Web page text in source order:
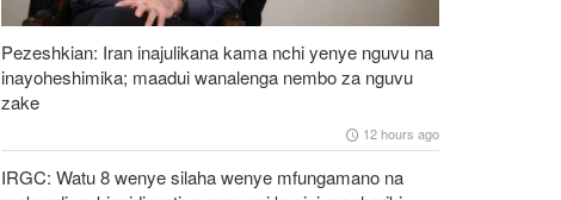
Pezeshkian: Iran inajulikana kama nchi yenye nguvu na
inayoheshimika; maadui wanalenga nembo za nguvu
zake
12 hours ago
IRGC: Watu 8 wenye silaha wenye mfungamano na